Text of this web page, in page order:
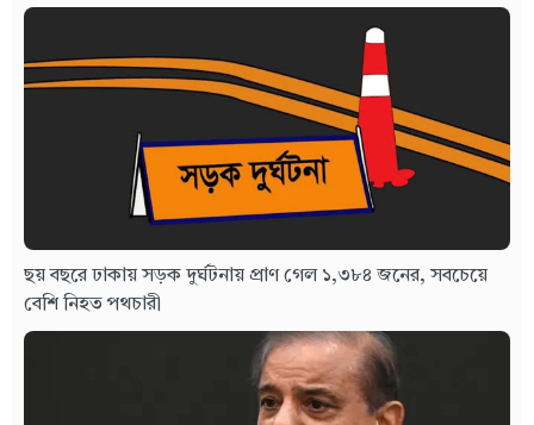
ছয় বছরে ঢাকায় সড়ক দুর্ঘটনায় প্রাণ গেল ১,৩৮৪ জনের, সবচেয়ে
বেশি নিহত পথচারী